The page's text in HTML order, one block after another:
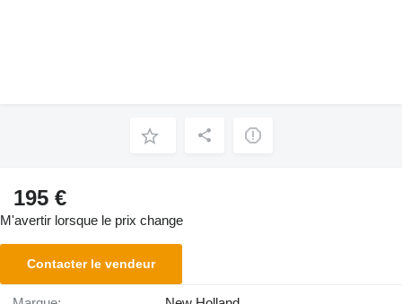
195 €
M'avertir lorsque le prix change
Contacter le vendeur